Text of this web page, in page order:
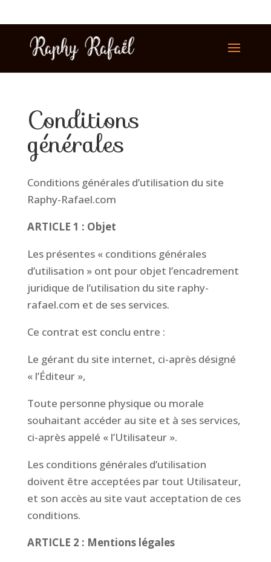
Conditions
générales
Conditions générales d’utilisation du site
Raphy-Rafael.com
ARTICLE 1 : Objet
Les présentes « conditions générales
d’utilisation » ont pour objet l’encadrement
juridique de l’utilisation du site raphy-
rafael.com et de ses services.
Ce contrat est conclu entre :
Le gérant du site internet, ci-après désigné
« l’Éditeur »,
Toute personne physique ou morale
souhaitant accéder au site et à ses services,
ci-après appelé « l’Utilisateur ».
Les conditions générales d’utilisation
doivent être acceptées par tout Utilisateur,
et son accès au site vaut acceptation de ces
conditions.
ARTICLE 2 : Mentions légales